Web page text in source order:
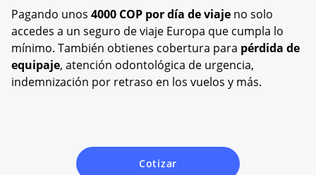
Pagando unos 4000 COP por día de viaje no solo
accedes a un seguro de viaje Europa que cumpla lo
mínimo. También obtienes cobertura para pérdida de
equipaje, atención odontológica de urgencia,
indemnización por retraso en los vuelos y más.
Cotizar